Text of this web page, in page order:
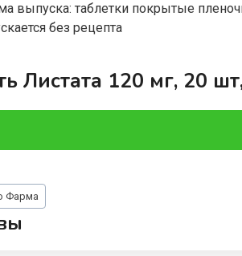
выпуска: таблетки покрытые
без рецепта
Листата 120 мг, 20
Фарма